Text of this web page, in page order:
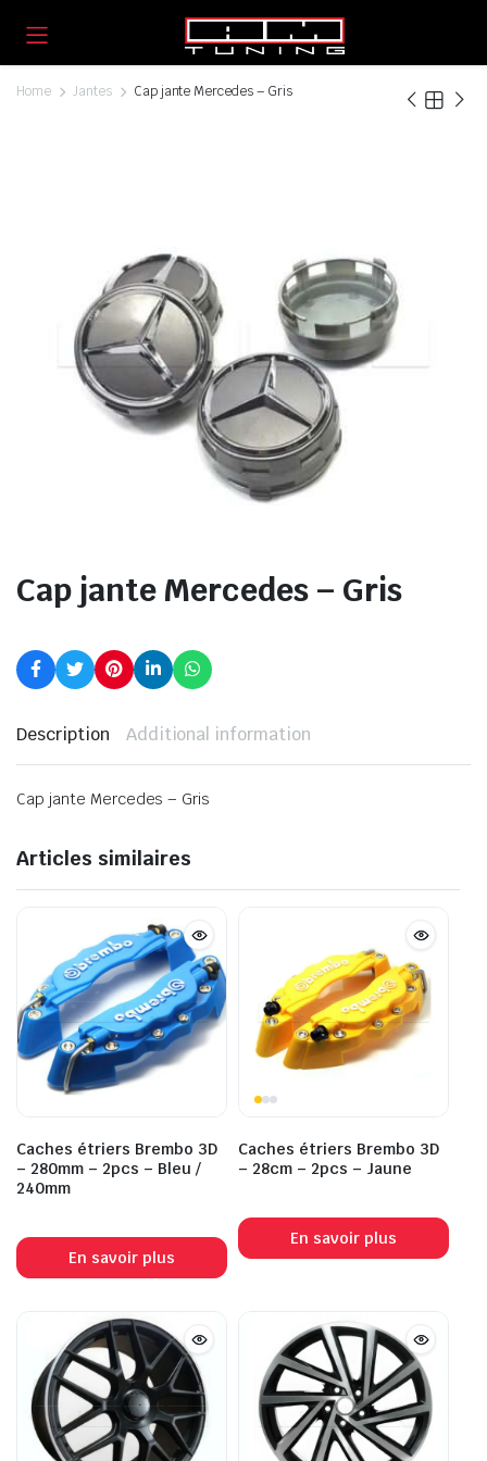
Home Jantes Cap jante Mercedes – Gris
Cap jante Mercedes – Gris
Description Additional information
Cap jante Mercedes – Gris
Articles similaires
Caches étriers Brembo 3D
– 280mm – 2pcs – Bleu /
240mm
En savoir plus
Caches étriers Brembo 3D
– 28cm – 2pcs – Jaune
En savoir plus